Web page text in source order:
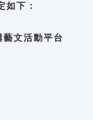
下：
文活動平台